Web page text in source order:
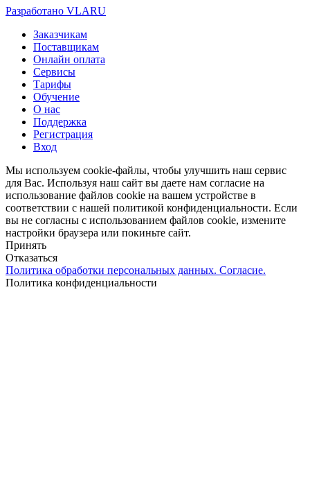
Разработано VLARU
Close
Menu
Заказчикам
Поставщикам
Онлайн оплата
Сервисы
Тарифы
Обучение
О нас
Поддержка
Регистрация
Вход
Мы используем cookie-файлы, чтобы улучшить наш сервис
для Вас. Используя наш сайт вы даете нам согласие на
использование файлов cookie на вашем устройстве в
соответствии с нашей политикой конфиденциальности. Если
вы не согласны с использованием файлов cookie, измените
настройки браузера или покиньте сайт.
Принять
Отказаться
Политика обработки персональных данных. Согласие.
Политика конфиденциальности